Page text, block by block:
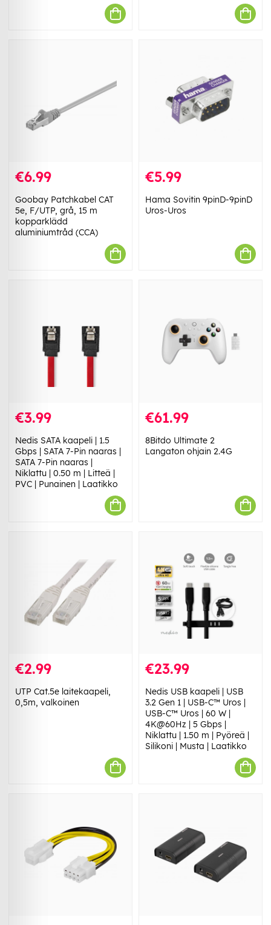
€6.99
Goobay Patchkabel CAT
5e, F/UTP, grå, 15 m
kopparklädd
aluminiumtråd (CCA)
€5.99
Hama Sovitin 9pinD-9pinD
Uros-Uros
€3.99
Nedis SATA kaapeli | 1.5
Gbps | SATA 7-Pin naaras |
SATA 7-Pin naaras |
Niklattu | 0.50 m | Litteä |
PVC | Punainen | Laatikko
€61.99
8Bitdo Ultimate 2
Langaton ohjain 2.4G
€2.99
UTP Cat.5e laitekaapeli,
0,5m, valkoinen
€23.99
Nedis USB kaapeli | USB
3.2 Gen 1 | USB-C™ Uros |
USB-C™ Uros | 60 W |
4K@60Hz | 5 Gbps |
Niklattu | 1.50 m | Pyöreä |
Silikoni | Musta | Laatikko